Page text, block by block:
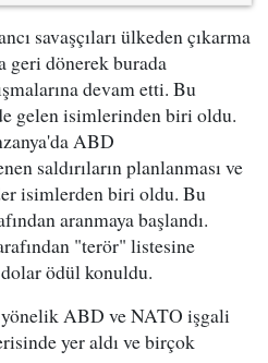
savaşçıları ülkeden çıkarma
geri dönerek burada
devam etti. Bu
gelen isimlerinden biri oldu.
ABD
saldırıların planlanması ve
isimlerden biri oldu. Bu
aranmaya başlandı.
"terör" listesine
ödül konuldu.
ABD ve NATO işgali
yer aldı ve birçok